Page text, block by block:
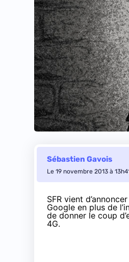
Sébastien Gavois
Le 19 novembre 2013 à
SFR vient
Google en plus de
de donner le coup
4G.